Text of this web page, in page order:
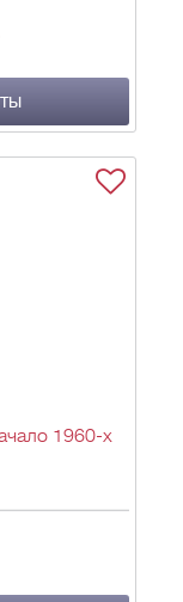
1960-х